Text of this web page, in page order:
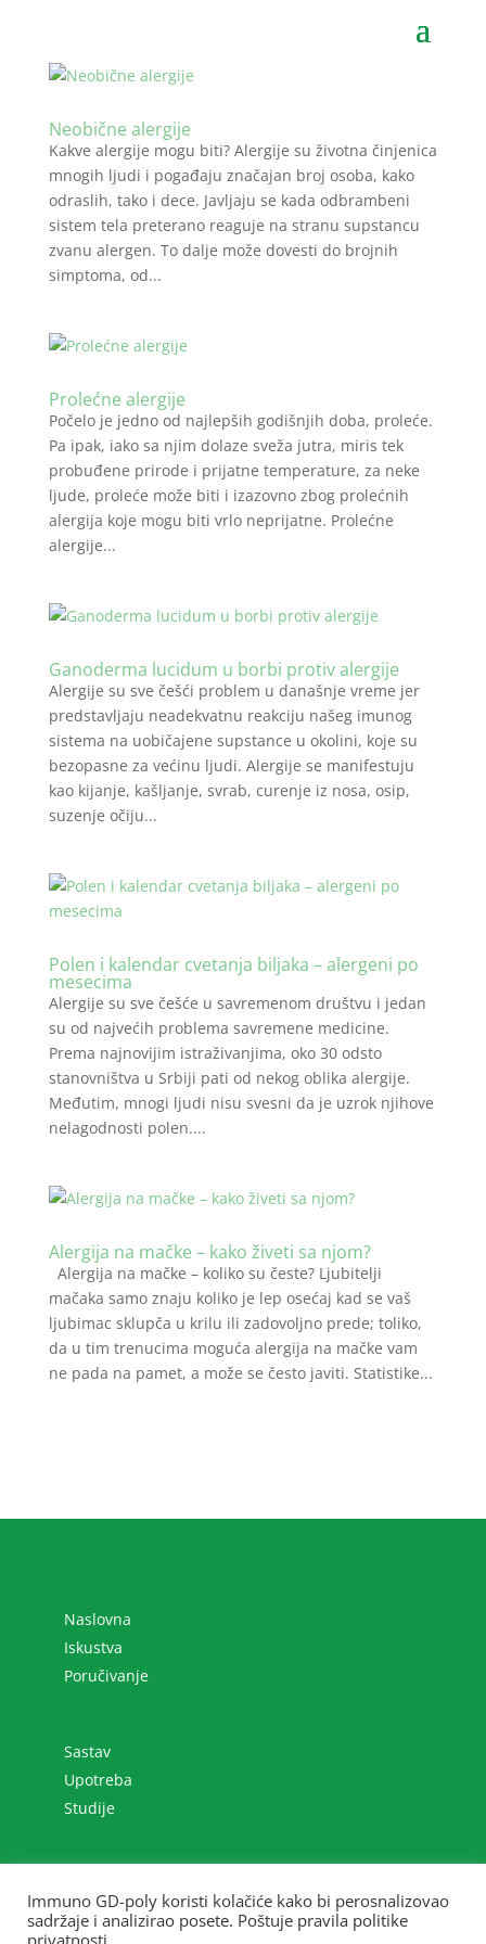
Neobične alergije
Kakve alergije mogu biti? Alergije su životna činjenica
mnogih ljudi i pogađaju značajan broj osoba, kako
odraslih, tako i dece. Javljaju se kada odbrambeni
sistem tela preterano reaguje na stranu supstancu
zvanu alergen. To dalje može dovesti do brojnih
simptoma, od...
Prolećne alergije
Počelo je jedno od najlepših godišnjih doba, proleće.
Pa ipak, iako sa njim dolaze sveža jutra, miris tek
probuđene prirode i prijatne temperature, za neke
ljude, proleće može biti i izazovno zbog prolećnih
alergija koje mogu biti vrlo neprijatne. Prolećne
alergije...
Ganoderma lucidum u borbi protiv alergije
Alergije su sve češći problem u današnje vreme jer
predstavljaju neadekvatnu reakciju našeg imunog
sistema na uobičajene supstance u okolini, koje su
bezopasne za većinu ljudi. Alergije se manifestuju
kao kijanje, kašljanje, svrab, curenje iz nosa, osip,
suzenje očiju...
Polen i kalendar cvetanja biljaka – alergeni po
mesecima
Alergije su sve češće u savremenom društvu i jedan
su od najvećih problema savremene medicine.
Prema najnovijim istraživanjima, oko 30 odsto
stanovništva u Srbiji pati od nekog oblika alergije.
Međutim, mnogi ljudi nisu svesni da je uzrok njihove
nelagodnosti polen....
Alergija na mačke – kako živeti sa njom?
Alergija na mačke – koliko su česte? Ljubitelji
mačaka samo znaju koliko je lep osećaj kad se vaš
ljubimac sklupča u krilu ili zadovoljno prede; toliko,
da u tim trenucima moguća alergija na mačke vam
ne pada na pamet, a može se često javiti. Statistike...
Naslovna
Iskustva
Poručivanje
Sastav
Upotreba
Studije
+381 (0)11 2070 801
immuno@gdpoly.net
Immuno GD-poly koristi kolačiće kako bi perosnalizovao
sadržaje i analizirao posete. Poštuje pravila politike
privatnosti.